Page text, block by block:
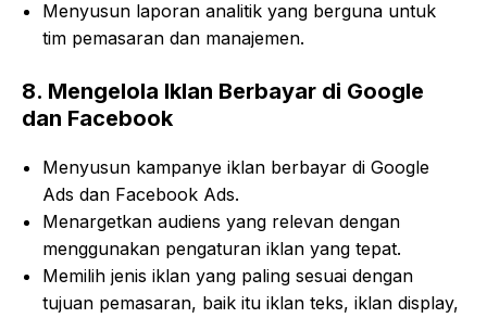
Menyusun laporan analitik yang berguna untuk
tim pemasaran dan manajemen.
8. Mengelola Iklan Berbayar di Google
dan Facebook
Menyusun kampanye iklan berbayar di Google
Ads dan Facebook Ads.
Menargetkan audiens yang relevan dengan
menggunakan pengaturan iklan yang tepat.
Memilih jenis iklan yang paling sesuai dengan
tujuan pemasaran, baik itu iklan teks, iklan display,